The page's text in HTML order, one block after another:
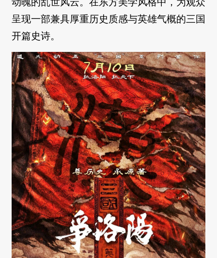
呈现一部兼具厚重历史质感与英雄气概的三国
开篇史诗。